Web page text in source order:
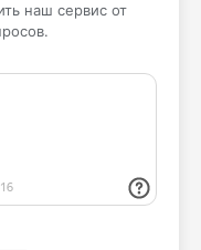
наш сервис от